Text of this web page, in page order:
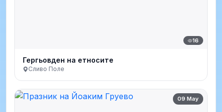
16
Гергьовден на етносите
Сливо Поле
09 May